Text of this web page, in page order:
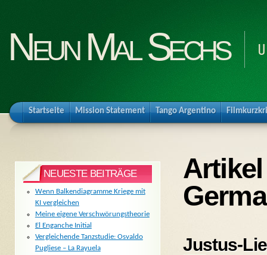
Neun Mal Sechs
Startseite Mission Statement Tango Argentino
Justus-
NEUESTE BEITRÄGE
Wenn Balkendiagramme Kriege mit
KI vergleichen
Meine eigene Verschwörungstheorie
El Enganche Initial
Vergleichende Tanzstudie: Osvaldo
Pugliese – La Rayuela